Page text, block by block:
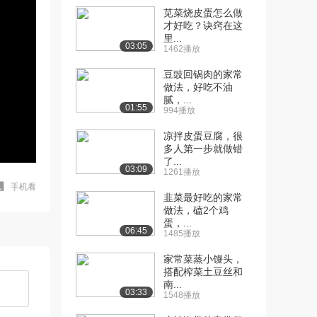
手机看
03:05
苋菜烧皮蛋怎么做
才好吃？诀窍在这
里...
1462播放
01:55
豆豉回锅肉的家常
做法，好吃不油
腻，...
994播放
03:09
凉拌皮蛋豆腐，很
多人第一步就做错
了...
1261播放
06:45
韭菜最好吃的家常
做法，磕2个鸡
蛋，...
1485播放
03:33
家常菜蒸小馒头，
搭配榨菜土豆丝和
南...
1548播放